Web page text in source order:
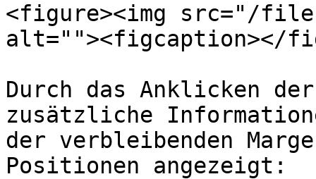
<figure><img src="/files/
alt=""><figcaption></
Durch das Anklicken
zusätzliche
der verbleibenden
Positionen angezeigt: